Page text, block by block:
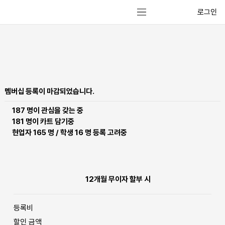
로그인
12개월 무이자 할부 시
등록비
할인 금액
멤버십 등록이 마감되었습니다.
187 명이 관심을 갖는 중
181 명이 카트 담기중
현업자165 ​명 /학생 16 명 등록 고려중